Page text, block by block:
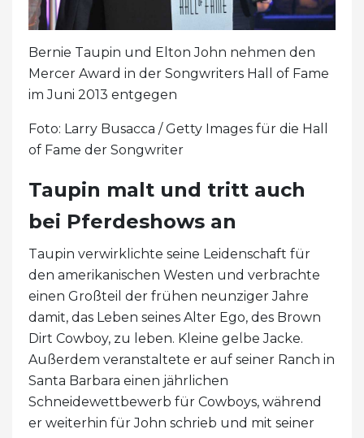
Bernie Taupin und Elton John nehmen den
Mercer Award in der Songwriters Hall of Fame
im Juni 2013 entgegen
Foto: Larry Busacca / Getty Images für die Hall
of Fame der Songwriter
Taupin malt und tritt auch
bei Pferdeshows an
Taupin verwirklichte seine Leidenschaft für
den amerikanischen Westen und verbrachte
einen Großteil der frühen neunziger Jahre
damit, das Leben seines Alter Ego, des Brown
Dirt Cowboy, zu leben. Kleine gelbe Jacke.
Außerdem veranstaltete er auf seiner Ranch in
Santa Barbara einen jährlichen
Schneidewettbewerb für Cowboys, während
er weiterhin für John schrieb und mit seiner